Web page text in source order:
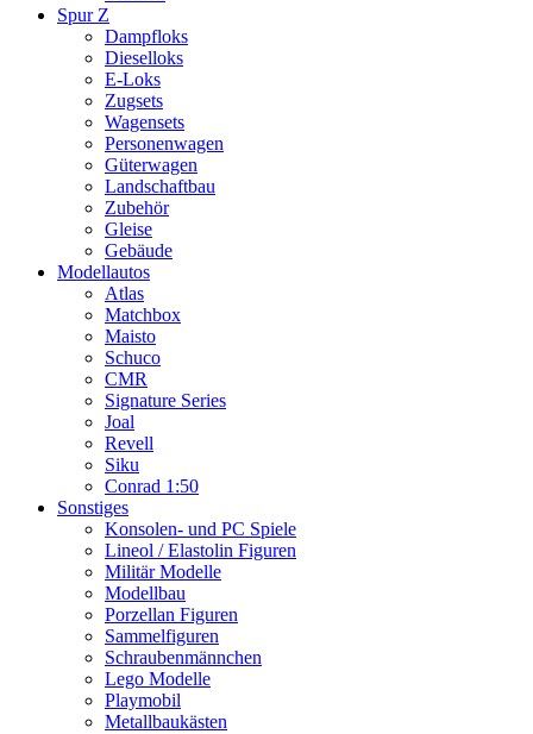
Spur Z
Dampfloks
Dieselloks
E-Loks
Zugsets
Wagensets
Personenwagen
Güterwagen
Landschaftbau
Zubehör
Gleise
Gebäude
Modellautos
Atlas
Matchbox
Maisto
Schuco
CMR
Signature Series
Joal
Revell
Siku
Conrad 1:50
Sonstiges
Konsolen- und PC Spiele
Lineol / Elastolin Figuren
Militär Modelle
Modellbau
Porzellan Figuren
Sammelfiguren
Schraubenmännchen
Lego Modelle
Playmobil
Metallbaukästen